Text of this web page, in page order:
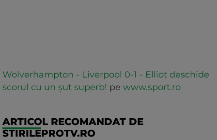
Wolverhampton - Liverpool 0-1 - Elliot deschide
scorul cu un șut superb! pe www.sport.ro
ARTICOL RECOMANDAT DE
STIRILEPROTV.RO